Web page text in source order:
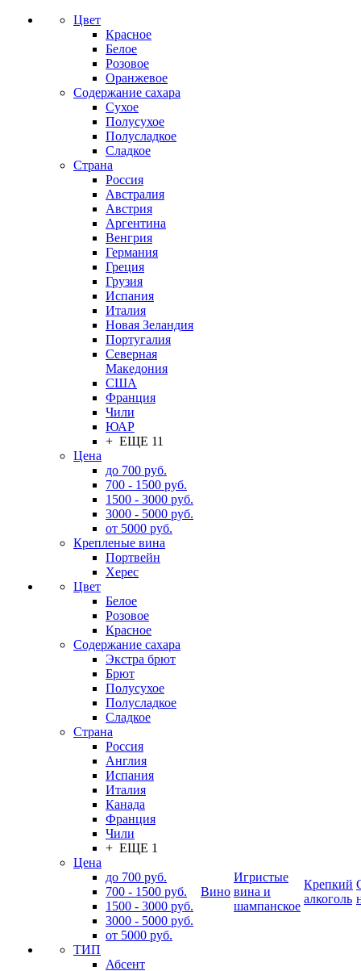
Цвет
Красное
Белое
Розовое
Оранжевое
Содержание сахара
Сухое
Полусухое
Полусладкое
Сладкое
Страна
Россия
Австралия
Австрия
Аргентина
Венгрия
Германия
Греция
Грузия
Испания
Италия
Новая Зеландия
Португалия
Северная
Македония
США
Франция
Чили
ЮАР
+ ЕЩЕ 11
Цена
до 700 руб.
700 - 1500 руб.
1500 - 3000 руб.
3000 - 5000 руб.
от 5000 руб.
Крепленые вина
Портвейн
Херес
Цвет
Белое
Розовое
Красное
Содержание сахара
Экстра брют
Брют
Полусухое
Полусладкое
Сладкое
Страна
Россия
Англия
Испания
Италия
Канада
Франция
Чили
+ ЕЩЕ 1
Цена
до 700 руб.
700 - 1500 руб.
1500 - 3000 руб.
3000 - 5000 руб.
от 5000 руб.
ТИП
Абсент
Вино
Игристые
вина и
шампанское
Крепкий
алкоголь